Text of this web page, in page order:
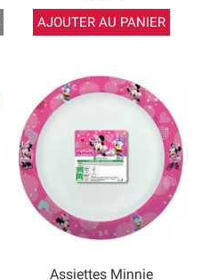
AJOUTER AU PANIER
Assiettes Minnie